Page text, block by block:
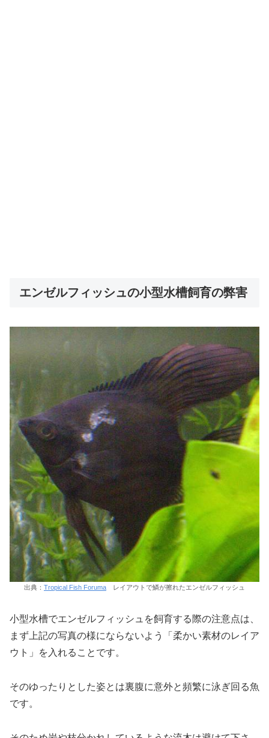
エンゼルフィッシュの小型水槽飼育の弊害
出典： Tropical Fish Foruma レイアウトで鱗が擦れたエンゼルフィッシュ
小型水槽でエンゼルフィッシュを飼育する際の注意点は、
まず上記の写真の様にならないよう「柔かい素材のレイア
ウト」を入れることです。
そのゆったりとした姿とは裏腹に意外と頻繁に泳ぎ回る魚
です。